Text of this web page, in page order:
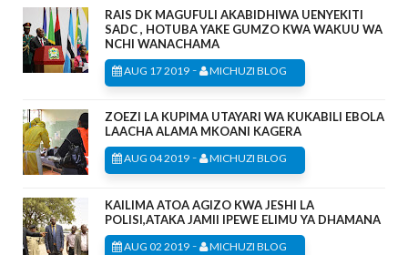
RAIS DK MAGUFULI AKABIDHIWA UENYEKITI
SADC , HOTUBA YAKE GUMZO KWA WAKUU WA
NCHI WANACHAMA
AUG 17 2019 - MICHUZI BLOG
ZOEZI LA KUPIMA UTAYARI WA KUKABILI EBOLA
LAACHA ALAMA MKOANI KAGERA
AUG 04 2019 - MICHUZI BLOG
KAILIMA ATOA AGIZO KWA JESHI LA
POLISI,ATAKA JAMII IPEWE ELIMU YA DHAMANA
AUG 02 2019 - MICHUZI BLOG